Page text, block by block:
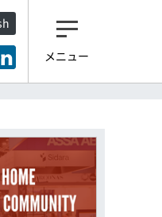
メニュー
ニュース「トラベ
すよね？
録していないなら…
いますぐ登録する